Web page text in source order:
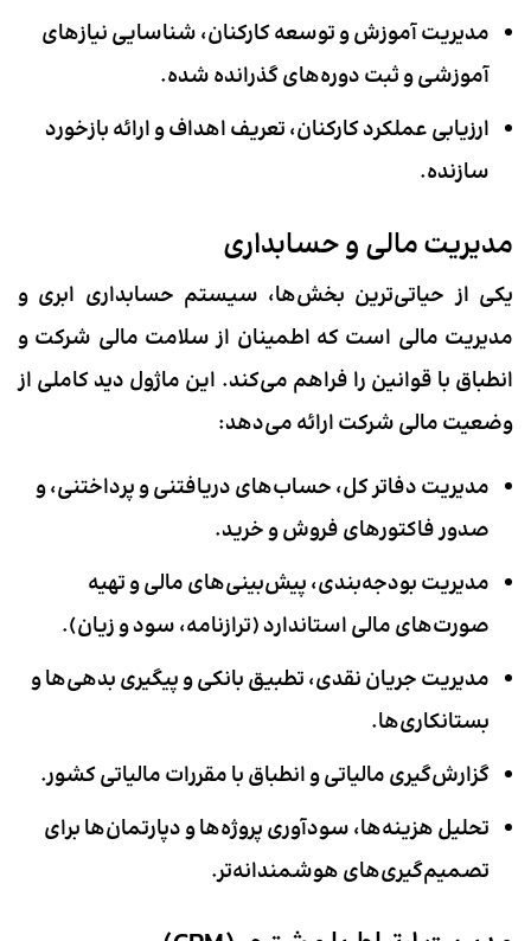
مدیریت آموزش و توسعه کارکنان، شناسایی نیازهای
آموزشی و ثبت دوره‌های گذرانده شده.
ارزیابی عملکرد کارکنان، تعریف اهداف و ارائه بازخورد
سازنده.
مدیریت مالی و حسابداری
یکی از حیاتی‌ترین بخش‌ها، سیستم حسابداری ابری و
مدیریت مالی است که اطمینان از سلامت مالی شرکت و
انطباق با قوانین را فراهم می‌کند. این ماژول دید کاملی از
وضعیت مالی شرکت ارائه می‌دهد:
مدیریت دفاتر کل، حساب‌های دریافتنی و پرداختنی، و
صدور فاکتورهای فروش و خرید.
مدیریت بودجه‌بندی، پیش‌بینی‌های مالی و تهیه
صورت‌های مالی استاندارد (ترازنامه، سود و زیان).
مدیریت جریان نقدی، تطبیق بانکی و پیگیری بدهی‌ها و
بستانکاری‌ها.
گزارش‌گیری مالیاتی و انطباق با مقررات مالیاتی کشور.
تحلیل هزینه‌ها، سودآوری پروژه‌ها و دپارتمان‌ها برای
تصمیم‌گیری‌های هوشمندانه‌تر.